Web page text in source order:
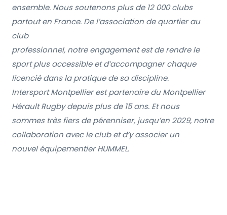
ensemble. Nous soutenons plus de 12 000 clubs
partout en France. De l’association de quartier au
club
professionnel, notre engagement est de rendre le
sport plus accessible et d’accompagner chaque
licencié dans la pratique de sa discipline.
Intersport Montpellier est partenaire du Montpellier
Hérault Rugby depuis plus de 15 ans. Et nous
sommes très fiers de pérenniser, jusqu’en 2029, notre
collaboration avec le club et d’y associer un
nouvel équipementier HUMMEL.